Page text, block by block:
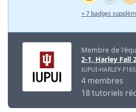
+ 7 badges
Membre de
2-1, Harley Fall
IUPUI-HARLEY-
4 membres
18 tutoriels